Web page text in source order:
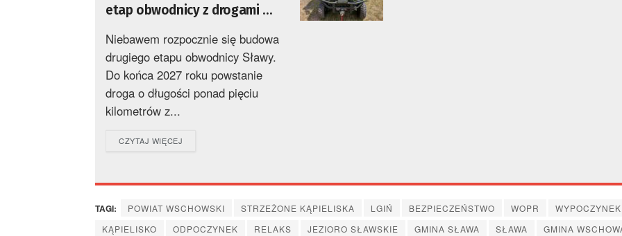
etap obwodnicy z drogami do
Niebawem rozpocznie się budowa
drugiego etapu obwodnicy Sławy.
Do końca 2027 roku powstanie
droga o długości ponad pięciu
kilometrów z...
CZYTAJ WIĘCEJ
TAGI: POWIAT WSCHOWSKI STRZEŻONE KĄPIELISKA LGIŃ BEZPIECZEŃSTWO WOPR
WYPOCZYNEK
KĄPIELISKO
ODPOCZYNEK RELAKS JEZIORO SŁAWSKIE GMINA SŁAWA SŁAWA GMINA